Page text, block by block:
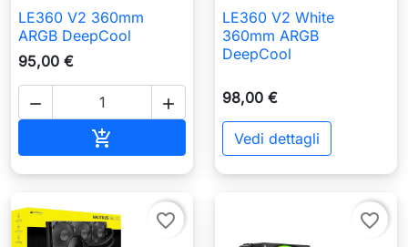
LE360 V2 360mm
ARGB DeepCool
95,00 €
 
 Aggiungi al carrello
LE360 V2 White
360mm ARGB
DeepCool
98,00 €
Vedi dettagli
favorite_border favorite_border